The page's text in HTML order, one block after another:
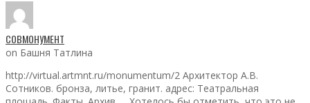
СОВМОНУМЕНТ
on Башня Татлина
http://virtual.artmnt.ru/monumentum/2 Архитектор А.В.
Сотников. бронза, литье, гранит. адрес: Театральная